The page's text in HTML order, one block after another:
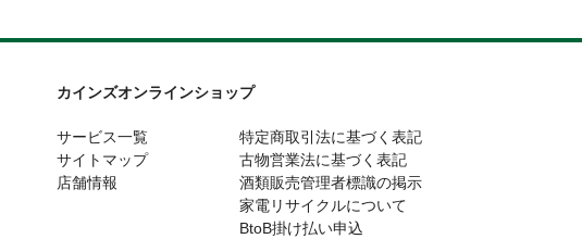
カインズオンラインショップ
サービス一覧
サイトマップ
店舗情報
特定商取引法に基づく表記
古物営業法に基づく表記
酒類販売管理者標識の掲示
家電リサイクルについて
BtoB掛け払い申込